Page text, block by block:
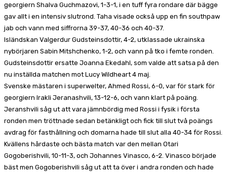
georgiern Shalva Guchmazovi, 1-3-1, i en tuff fyra rondare där bägge
gav allt i en intensiv slutrond. Taha visade också upp en fin southpaw
jab och vann med siffrorna 39-37, 40-36 och 40-37.
Isländskan Valgerdur Gudsteinsdottir, 4-2, utklassade ukrainska
nybörjaren Sabin Mitshchenko, 1-2, och vann på tko i femte ronden.
Gudsteinsdottir ersatte Joanna Ekedahl, som valde att satsa på den
nu inställda matchen mot Lucy Wildheart 4 maj.
Svenske mästaren i superwelter, Ahmed Rossi, 6-0, var för stark för
georgiern Irakli Jeranashvili, 13-12-6, och vann klart på poäng.
Jeranshvili såg ut att vara jämnbördig med Rossi i fysik i första
ronden men tröttnade sedan betänkligt och fick till slut två poängs
avdrag för fasthållning och domarna hade till slut alla 40-34 för Rossi.
Kvällens hårdaste och bästa match var den mellan Otari
Gogoberishvili, 10-11-3, och Johannes Vinasco, 6-2. Vinasco började
bäst men Gogoberishvili såg ut att ta över i andra ronden och hade